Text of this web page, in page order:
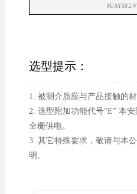
选型提示：
1. 被测介质应与产品接触的材
2. 选型附加功能代号"E” 本
全栅供电。
3. 其它特殊要求，敬请与本
明。